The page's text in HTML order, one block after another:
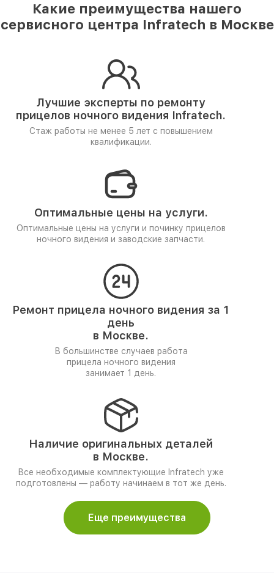
Какие преимущества нашего
сервисного центра Infratech в Москве
Лучшие эксперты по ремонту
прицелов ночного видения Infratech.
Стаж работы не менее 5 лет с повышением
квалификации.
Оптимальные цены на услуги.
Оптимальные цены на услуги и починку прицелов
ночного видения и заводские запчасти.
Ремонт прицела ночного видения за 1
день
в Москве.
В большинстве случаев работа
прицела ночного видения
занимает 1 день.
Наличие оригинальных деталей
в Москве.
Все необходимые комплектующие Infratech уже
подготовлены — работу начинаем в тот же день.
Еще преимущества